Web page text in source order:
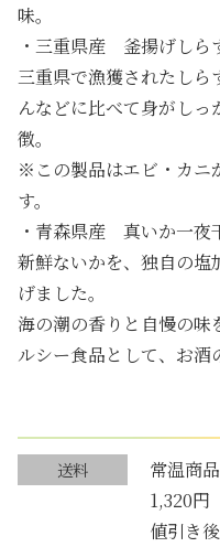
味。
・三重県産 釜揚げしら
三重県で漁獲されたしら
んなどに比べて身がし
徴。
※この製品はエビ・カニ
す。
・青森県産 真いか一夜
新鮮ないかを、独自の塩
げました。
海の潮の香りと自慢の
ルシー食品として、お酒
送料
常温商
1,320円
値引き